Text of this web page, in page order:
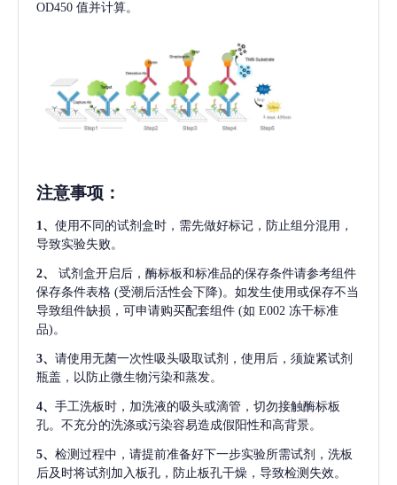
OD450 值并计算。
注意事项 ：
1、 使用不同的试剂盒时，需先做好标记，防止组分混用，
导致实验失败。
2、
试剂盒开启后，酶标板和标准品的保存条件请参考组件
保存条件表格 (受潮后活性会下降)。如发生使用或保存不当
导致组件缺损，可申请购买配套组件 (如 E002 冻干标准
品)。
3、 请使用无菌一次性吸头吸取试剂，使用后，须旋紧试剂
瓶盖，以防止微生物污染和蒸发。
4、 手工洗板时，加洗液的吸头或滴管，切勿接触酶标板
孔。不充分的洗涤或污染容易造成假阳性和高背景。
5、 检测过程中，请提前准备好下一步实验所需试剂，洗板
后及时将试剂加入板孔，防止板孔干燥，导致检测失效。